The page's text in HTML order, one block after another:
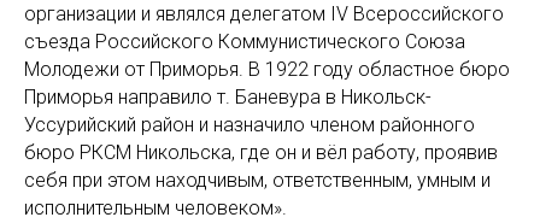
организации и являлся делегатом IV Всероссийского
съезда Российского Коммунистического Союза
Молодежи от Приморья. В 1922 году областное бюро
Приморья направило т. Баневура в Никольск-
Уссурийский район и назначило членом районного
бюро РКСМ Никольска, где он и вёл работу, проявив
себя при этом находчивым, ответственным, умным и
исполнительным человеком».